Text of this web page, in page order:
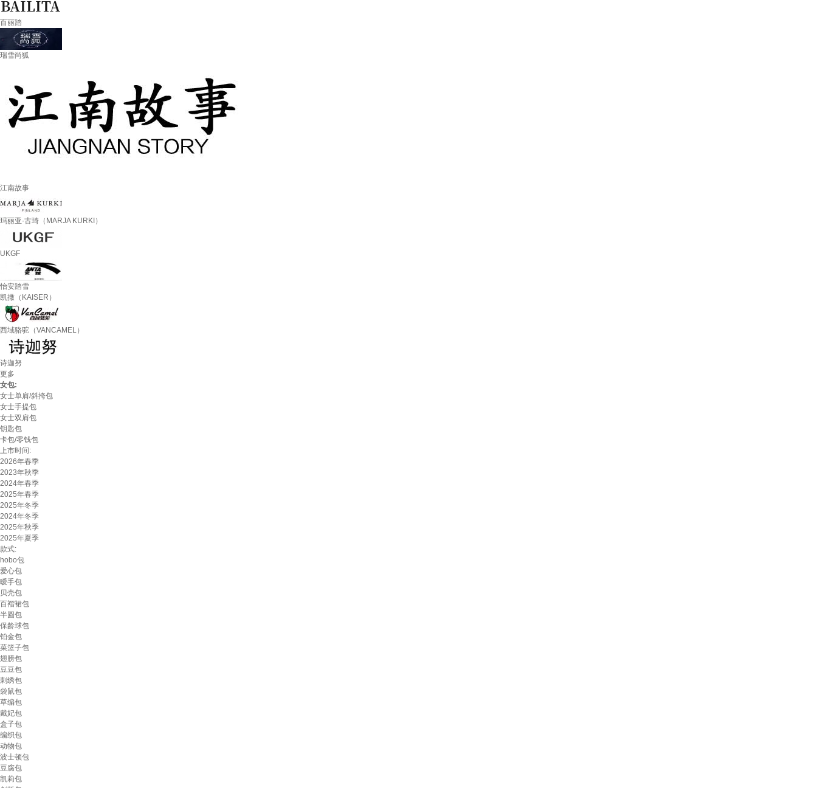
百丽踏
瑞雪尚狐
江南故事
玛丽亚·古琦（MARJA KURKI）
UKGF
怡安踏雪
凯撒（KAISER）
西域骆驼（VANCAMEL）
诗迦努
更多
女包:
女士单肩/斜挎包
女士手提包
女士双肩包
钥匙包
卡包/零钱包
上市时间:
2026年春季
2023年秋季
2024年春季
2025年春季
2025年冬季
2024年冬季
2025年秋季
2025年夏季
款式:
hobo包
爱心包
暧手包
贝壳包
百褶裙包
半圆包
保龄球包
铂金包
菜篮子包
翅膀包
豆豆包
刺绣包
袋鼠包
草编包
戴妃包
盒子包
编织包
动物包
波士顿包
豆腐包
凯莉包